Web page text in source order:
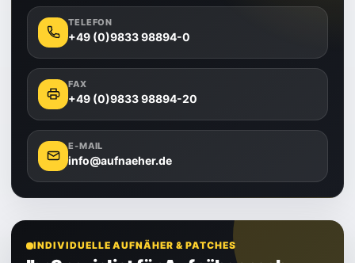
TELEFON
+49 (0)9833 98894-0
FAX
+49 (0)9833 98894-20
E-MAIL
info@aufnaeher.de
INDIVIDUELLE AUFNÄHER & PATCHES